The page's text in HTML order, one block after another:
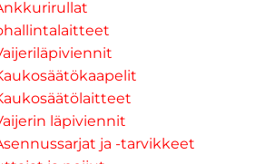
läpiviennit
ja -tarvikkeet